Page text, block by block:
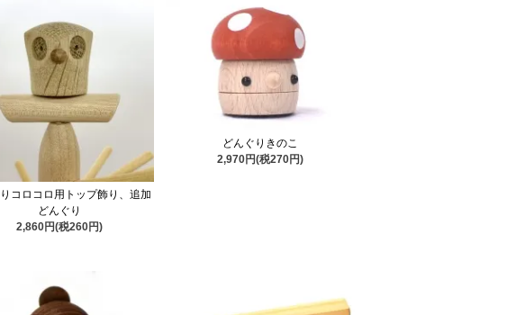
コロコロ用トップ飾り、追加
どんぐり
2,860円(税260円)
どんぐりきのこ
2,970円(税270円)